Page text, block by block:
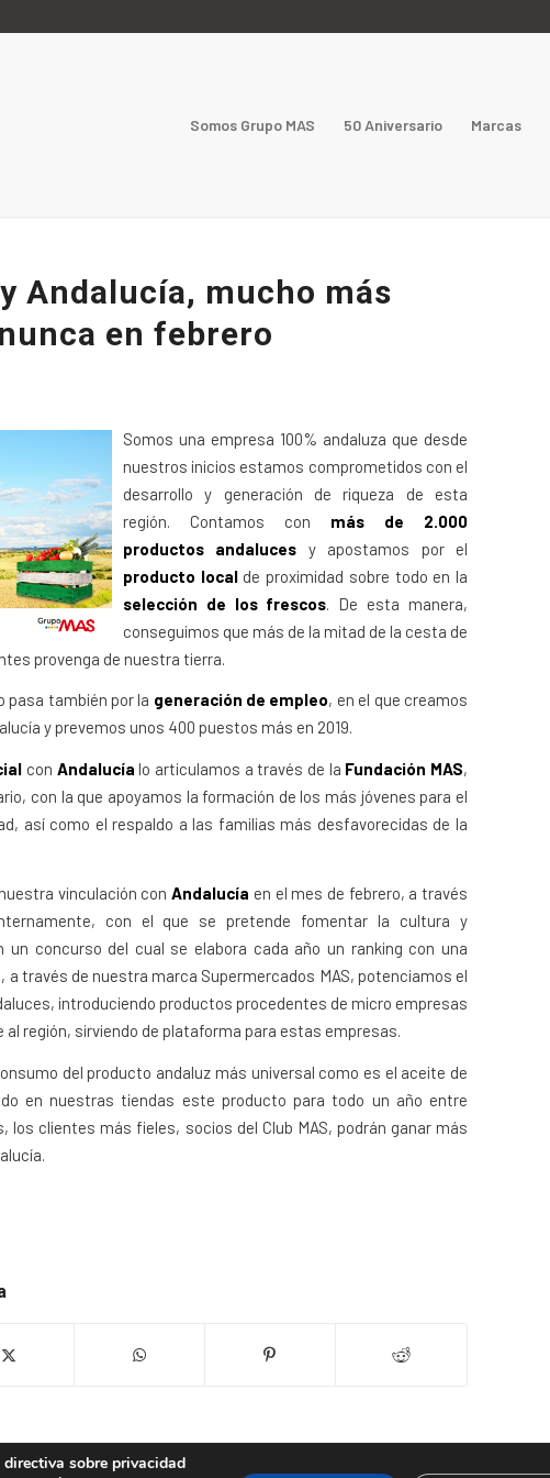
Somos Grupo MAS 50 Aniversario Marcas
Andalucía, mucho más
en febrero
Somos una empresa 100% andaluza que desde
nuestros inicios estamos comprometidos con el
desarrollo y generación de riqueza de esta
región. Contamos con más de 2.000
productos andaluces y apostamos por el
producto localde proximidad sobre todo en la
selección de los frescos. De esta manera,
conseguimos que más de la mitad de la cesta de
provenga de nuestra tierra.
pasa también por la generación de empleo, en el que creamos
y prevemos unos 400 puestos más en 2019.
con Andalucía lo articulamos a través de la Fundación MAS,
con la que apoyamos la formación de los más jóvenes para el
así como el respaldo a las familias más desfavorecidas de la
vinculación conAndalucía en el mes de febrero, a través
con el que se pretende fomentar la cultura y
un concurso del cual se elabora cada año un ranking con una
través de nuestra marca Supermercados MAS, potenciamos el
introduciendo productos procedentes de micro empresas
al región, sirviendo de plataforma para estas empresas.
del producto andaluz más universal como es el aceite de
en nuestras tiendas este producto para todo un año entre
los clientes más fieles, socios del Club MAS, podrán ganar más
sobre privacidad